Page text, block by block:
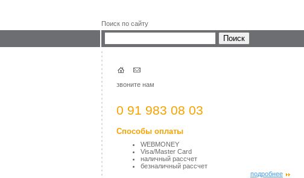
Поиск по сайту
звоните нам
0 91 983 08 03
Способы оплаты
WEBMONEY
Visa/Master Card
наличный рассчет
безналичный рассчет
подробнее